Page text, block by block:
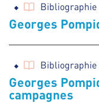
Bibliographie
Georges
Bibliographie
Georges
campagnes